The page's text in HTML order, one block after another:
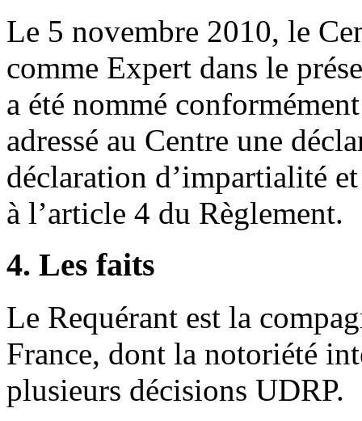
Le 5 novembre 2010, le
comme Expert dans le
a été nommé
adressé au Centre une
déclaration d’impartialité
à l’article 4 du Règlement.
4. Les faits
Le Requérant est la
France, dont la notoriété
plusieurs décisions UDRP.